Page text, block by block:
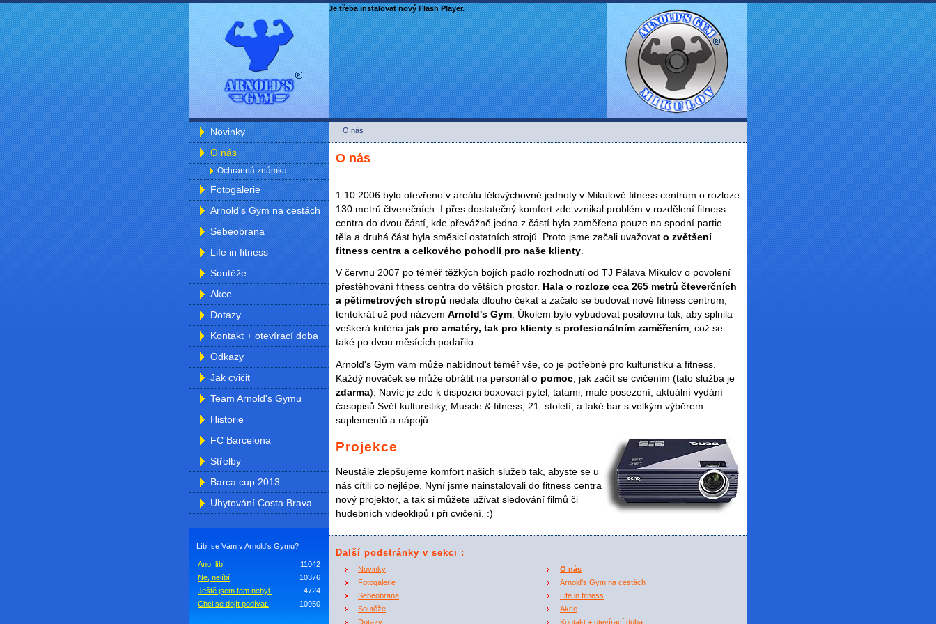
Je třeba instalovat nový Flash Player.
Novinky
O nás
Ochranná známka
Fotogalerie
Arnold's Gym na cestách
Sebeobrana
Life in fitness
Soutěže
Akce
Dotazy
Kontakt + otevírací doba
Odkazy
Jak cvičit
Team Arnold's Gymu
Historie
FC Barcelona
Střelby
Barca cup 2013
Ubytování Costa Brava
Líbí se Vám v Arnold's Gymu?
Ano, líbí
11042
Ne, nelíbí
10376
Ještě jsem tam nebyl.
4724
Chci se dojít podívat.
10950
O nás
O nás
1.10.2006 bylo otevřeno v areálu tělovýchovné jednoty v Mikulově fitness centrum o rozloze
130 metrů čtverečních. I přes dostatečný komfort zde vznikal problém v rozdělení fitness
centra do dvou částí, kde převážně jedna z částí byla zaměřena pouze na spodní partie
těla a druhá část byla směsicí ostatních strojů. Proto jsme začali uvažovat o zvětšení
fitness centra a celkového pohodlí pro naše klienty
V červnu 2007 po téměř těžkých bojích padlo rozhodnutí od TJ Pálava Mikulov o povolení
přestěhování fitness centra do větších prostor. Hala o rozloze cca 265 metrů čteverčních
a pětimetrových stropů nedala dlouho čekat a začalo se budovat nové fitness centrum,
tentokrát už pod názvem Arnold's Gym. Úkolem bylo vybudovat posilovnu tak, aby splnila
veškerá kritéria jak pro amatéry, tak pro klienty s profesionálním zaměřením, což se
také po dvou měsících podařilo.
Arnold's Gym vám může nabídnout téměř vše, co je potřebné pro kulturistiku a fitness.
Každý nováček se může obrátit na personál o pomoc , jak začít se cvičením (tato služba je
zdarma). Navíc je zde k dispozici boxovací pytel, tatami, malé posezení, aktuální vydání
časopisů Svět kulturistiky, Muscle & fitness, 21. století, a také bar s velkým výběrem
suplementů a nápojů.
Projekce
Neustále zlepšujeme komfort našich služeb tak, abyste se u
nás cítili co nejlépe. Nyní jsme nainstalovali do fitness centra
nový projektor, a tak si můžete užívat sledování filmů či
hudebních videoklipů i při cvičení. :)
Další podstránky v sekci :
Novinky
O nás
Fotogalerie
Arnold's Gym na cestách
Sebeobrana
Life in fitness
Soutěže
Akce
Dotazy
Kontakt + otevírací doba